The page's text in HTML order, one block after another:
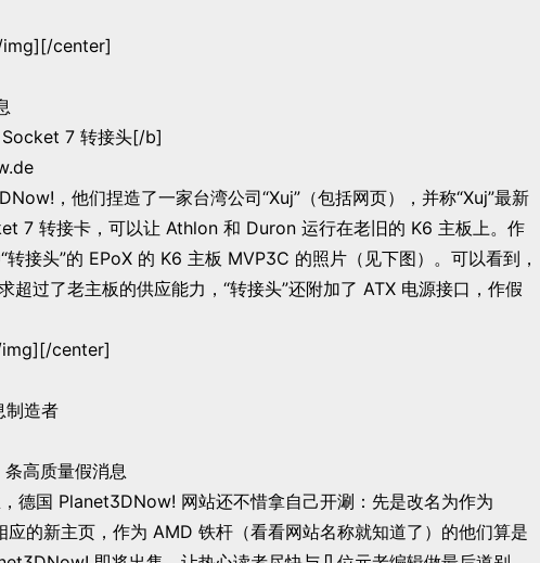
center]
7 转接头[/b]
，他们捏造了一家台湾公司“Xuj”（包括网页），并称“Xuj”最新
7 转接卡，可以让 Athlon 和 Duron 运行在老旧的 K6 主板上。作
转接头”的 EPoX 的 K6 主板 MVP3C 的照片（见下图）。可以看到，
超过了老主板的供应能力，“转接头”还附加了 ATX 电源接口，作假
center]
制造者
高质量假消息
国 Planet3DNow! 网站还不惜拿自己开涮：先是改名为作为
应的新主页，作为 AMD 铁杆（看看网站名称就知道了）的他们算是